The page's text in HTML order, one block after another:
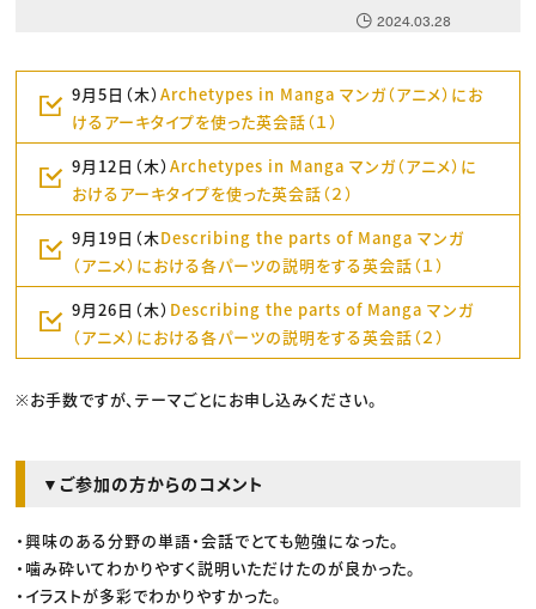
2024.03.28
9月5日（木）Archetypes in Manga マンガ（アニメ）にお
けるアーキタイプを使った英会話（１）
9月12日（木）Archetypes in Manga マンガ（アニメ）に
おけるアーキタイプを使った英会話（２）
9月19日（木Describing the parts of Manga マンガ
（アニメ）における各パーツの説明をする英会話（１）
9月26日（木） Describing the parts of Manga マンガ
（アニメ）における各パーツの説明をする英会話（２）
※お手数ですが、テーマごとにお申し込みください。
▼ご参加の方からのコメント
・興味のある分野の単語・会話でとても勉強になった。
・噛み砕いてわかりやすく説明いただけたのが良かった。
・イラストが多彩でわかりやすかった。